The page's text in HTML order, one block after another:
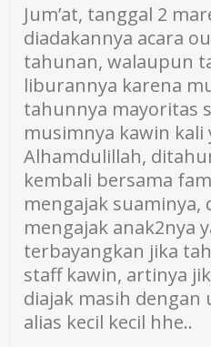
Jum’at, tanggal 2
diadakannya acara
tahunan, walaupun
liburannya karena
tahunnya mayoritas
musimnya kawin kali
Alhamdulillah,
kembali bersama
mengajak suaminya,
mengajak anak2nya
terbayangkan jika
staff kawin, artinya
diajak masih dengan
alias kecil kecil hhe..